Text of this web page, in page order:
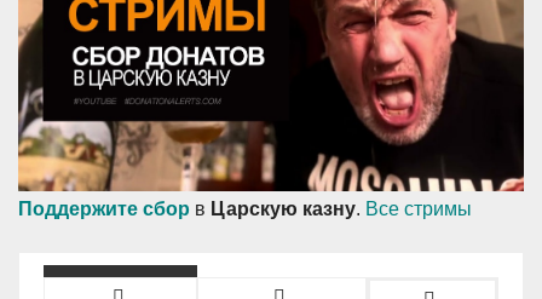
Поддержите сбор в Царскую казну. Все стримы